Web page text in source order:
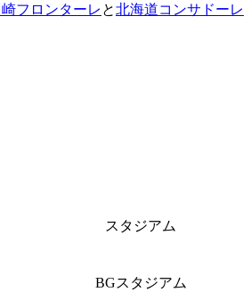
崎フロンターレ と北海道コンサドーレ
スタジアム
BGスタジアム